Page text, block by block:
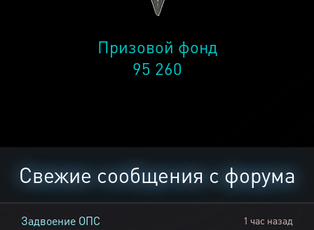
Призовой фонд
95 260
Свежие сообщения с форума
Задвоение ОПС 1 час назад